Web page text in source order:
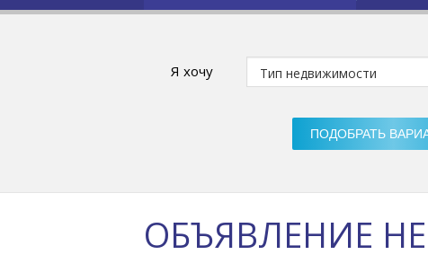
Я хочу
ОБЪЯВЛЕНИЕ